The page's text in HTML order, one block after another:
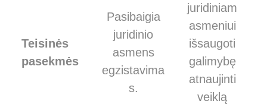
Teisinės
pasekmės
Pasibaigia
juridinio
asmens
egzistavima
s.
juridiniam
asmeniui
išsaugoti
galimybę
atnaujinti
veiklą